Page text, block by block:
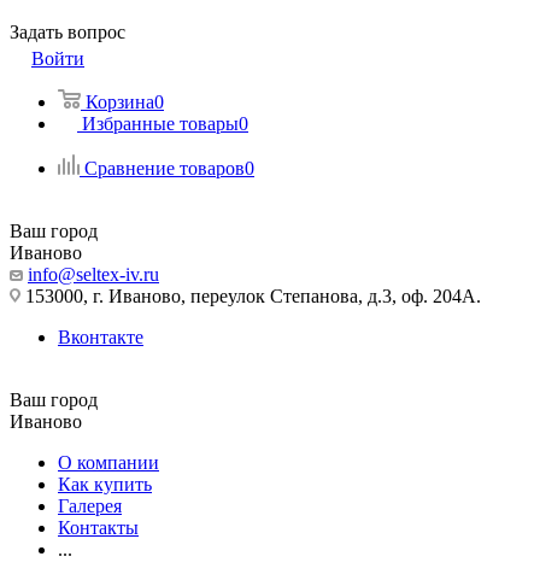
Задать вопрос
Войти
Корзина0
Избранные товары0
Сравнение товаров0
Ваш город
Иваново
info@seltex-iv.ru
153000, г. Иваново, переулок Степанова, д.3, оф. 204А.
Вконтакте
Ваш город
Иваново
О компании
Как купить
Галерея
Контакты
...